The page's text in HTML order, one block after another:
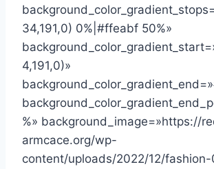
34,191,0) 0%|#ffeabf 50%»
4,191,0)»
%» background_image=»https://
armcace.org/wp-
content/uploads/2022/12/fashion-